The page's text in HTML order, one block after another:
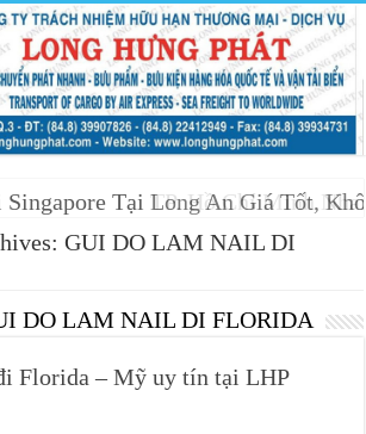
Tại Long An Giá Tốt,
GUI DO LAM NAIL DI
DO LAM NAIL DI FLORIDA
Florida – Mỹ uy tín tại LHP